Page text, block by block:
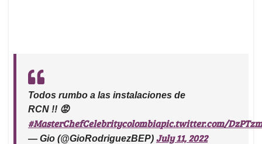
Todos rumbo a las instalaciones de
RCN !! 😡
#MasterChefCelebritycolombiapic.twitter.com/
— Gio (@GioRodriguezBEP) July 11, 2022